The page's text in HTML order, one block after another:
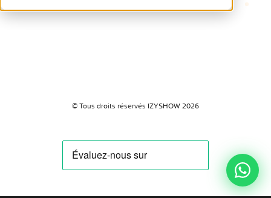
© Tous droits réservés IZYSHOW 2026